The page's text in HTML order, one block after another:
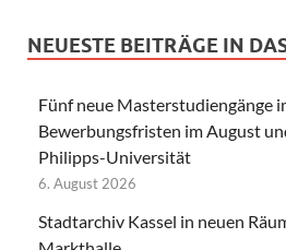
NEUESTE BEITRÄGE IN
Fünf neue Masterstudiengänge
Bewerbungsfristen im August
Philipps-Universität
6. August 2026
Stadtarchiv Kassel in neuen